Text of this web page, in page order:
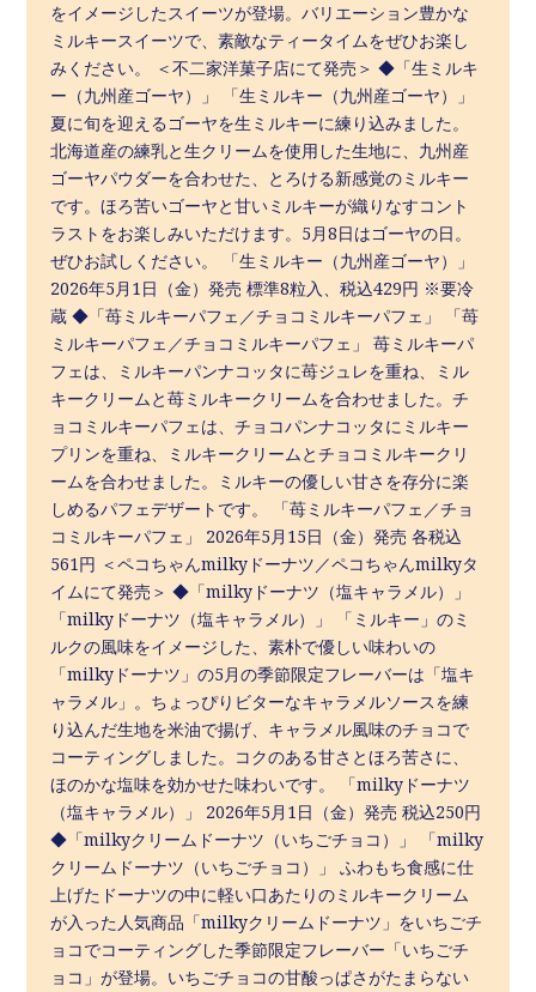
をイメージしたスイーツが登場。バリエーション豊かな
ミルキースイーツで、素敵なティータイムをぜひお楽し
みください。 ＜不二家洋菓子店にて発売＞ ◆「生ミルキ
ー（九州産ゴーヤ）」 「生ミルキー（九州産ゴーヤ）」
夏に旬を迎えるゴーヤを生ミルキーに練り込みました。
北海道産の練乳と生クリームを使用した生地に、九州産
ゴーヤパウダーを合わせた、とろける新感覚のミルキー
です。ほろ苦いゴーヤと甘いミルキーが織りなすコント
ラストをお楽しみいただけます。5月8日はゴーヤの日。
ぜひお試しください。 「生ミルキー（九州産ゴーヤ）」
2026年5月1日（金）発売 標準8粒入、税込429円 ※要冷
蔵 ◆「苺ミルキーパフェ／チョコミルキーパフェ」 「苺
ミルキーパフェ／チョコミルキーパフェ」 苺ミルキーパ
フェは、ミルキーパンナコッタに苺ジュレを重ね、ミル
キークリームと苺ミルキークリームを合わせました。チ
ョコミルキーパフェは、チョコパンナコッタにミルキー
プリンを重ね、ミルキークリームとチョコミルキークリ
ームを合わせました。ミルキーの優しい甘さを存分に楽
しめるパフェデザートです。 「苺ミルキーパフェ／チョ
コミルキーパフェ」 2026年5月15日（金）発売 各税込
561円 ＜ペコちゃんmilkyドーナツ／ペコちゃんmilkyタ
イムにて発売＞ ◆「milkyドーナツ（塩キャラメル）」
「milkyドーナツ（塩キャラメル）」 「ミルキー」のミ
ルクの風味をイメージした、素朴で優しい味わいの
「milkyドーナツ」の5月の季節限定フレーバーは「塩キ
ャラメル」。ちょっぴりビターなキャラメルソースを練
り込んだ生地を米油で揚げ、キャラメル風味のチョコで
コーティングしました。コクのある甘さとほろ苦さに、
ほのかな塩味を効かせた味わいです。 「milkyドーナツ
（塩キャラメル）」 2026年5月1日（金）発売 税込250円
◆「milkyクリームドーナツ（いちごチョコ）」 「milky
クリームドーナツ（いちごチョコ）」 ふわもち食感に仕
上げたドーナツの中に軽い口あたりのミルキークリーム
が入った人気商品「milkyクリームドーナツ」をいちごチ
ョコでコーティングした季節限定フレーバー「いちごチ
ョコ」が登場。いちごチョコの甘酸っぱさがたまらない